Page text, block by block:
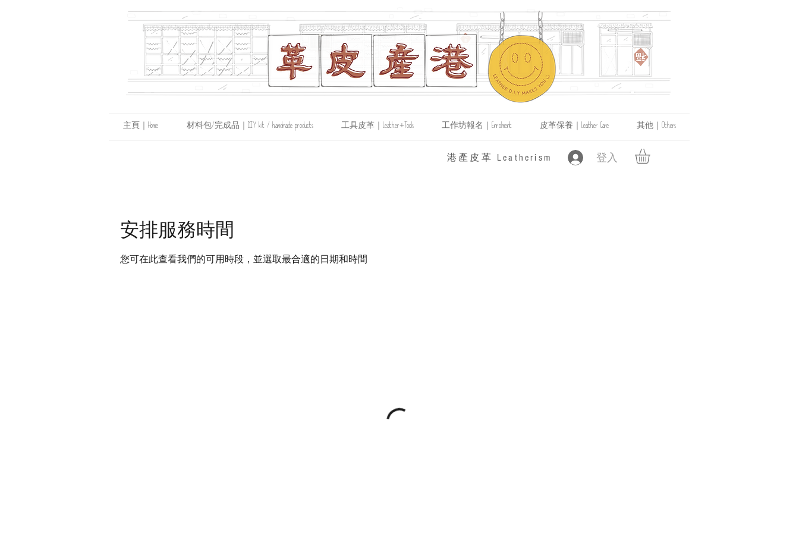
主頁｜Home 材料包/完成品｜DIY kit / handmade products 工具皮革｜Leather+Tools 工作坊報名｜Enrolment 皮革保養｜Leather Care 其他｜Others
登入
​港產皮革 Leatherism
安排服務時間
您可在此查看我們的可用時段，並選取最合適的日期和時間